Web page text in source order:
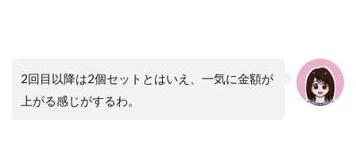
2回目以降は2個セットとはいえ、一気に金額が
上がる感じがするわ。